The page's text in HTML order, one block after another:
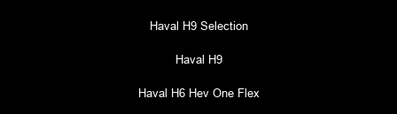
Haval H9 Selection
Haval H9
Haval H6 Hev One Flex